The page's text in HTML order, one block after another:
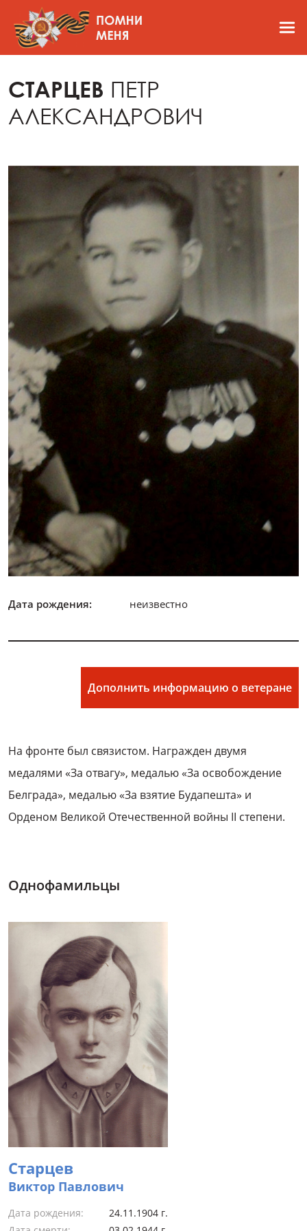
СТАРЦЕВ ПЕТР
АЛЕКСАНДРОВИЧ
Дата рождения: неизвестно
Дополнить информацию о ветеране
На фронте был связистом. Награжден двумя
медалями «За отвагу», медалью «За освобождение
Белграда», медалью «За взятие Будапешта» и
Орденом Великой Отечественной войны II степени.
Однофамильцы
Старцев
Виктор Павлович
Дата рождения:
24.11.1904 г.